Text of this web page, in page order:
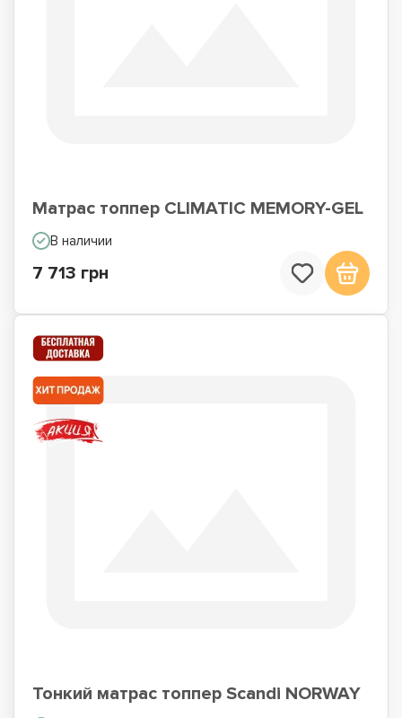
Матрас топпер CLIMATIC MEMORY-GEL
В наличии
7 713 грн
Тонкий матрас топпер Scandi NORWAY